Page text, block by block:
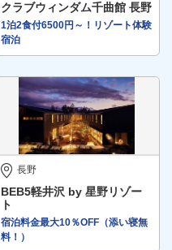
クラブウィンダム千曲館 長野
1泊2食付6500円～！リゾート体験
宿泊
長野
BEB5軽井沢 by 星野リゾー
ト
宿泊料金最大10％OFF（添い寝無
料！）